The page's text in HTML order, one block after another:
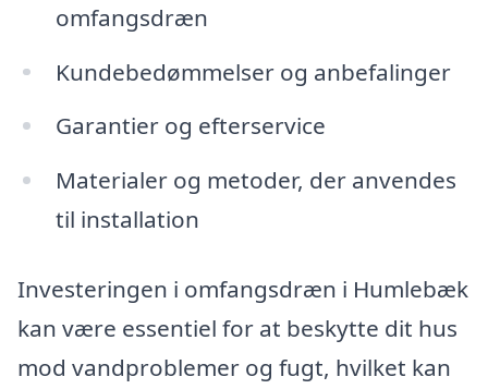
omfangsdræn
Kundebedømmelser og anbefalinger
Garantier og efterservice
Materialer og metoder, der anvendes
til installation
Investeringen i omfangsdræn i Humlebæk
kan være essentiel for at beskytte dit hus
mod vandproblemer og fugt, hvilket kan